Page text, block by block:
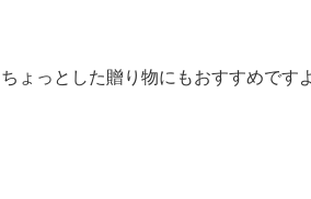
ちょっとした贈り物にもおすすめですよ